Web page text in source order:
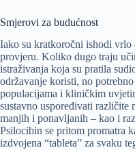
Smjerovi za budućnost
Iako su kratkoročni ishodi
provjeru. Koliko dugo traju
istraživanja koja su pratila
održavanje koristi, no
populacijama i kliničkim
sustavno uspoređivati različite
manjih i ponavljanih – kao i
Psilocibin se pritom promatra
izdvojena “tableta” za svaku